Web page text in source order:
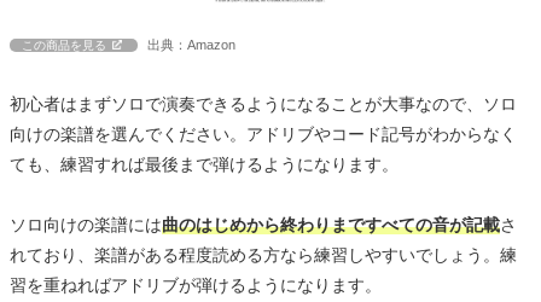
この商品を見る 出典：Amazon
初心者はまずソロで演奏できるようになることが大事なので、ソロ
向けの楽譜を選んでください。アドリブやコード記号がわからなく
ても、練習すれば最後まで弾けるようになります。
ソロ向けの楽譜には曲のはじめから終わりまですべての音が記載さ
れており、楽譜がある程度読める方なら練習しやすいでしょう。練
習を重ねればアドリブが弾けるようになります。